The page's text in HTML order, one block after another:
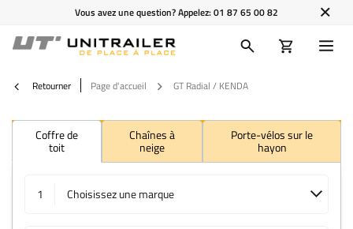
Vous avez une question? Appelez:01 87 65 00 82
Retourner Page d'accueil GT Radial / KENDA
Coffre de
toit
Chaînes à
neige
Porte-vélos sur le
hayon
1 Choisissez une marque